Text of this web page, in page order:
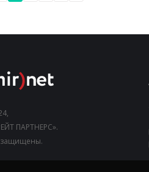
ПАРТНЕРС».
защищены.